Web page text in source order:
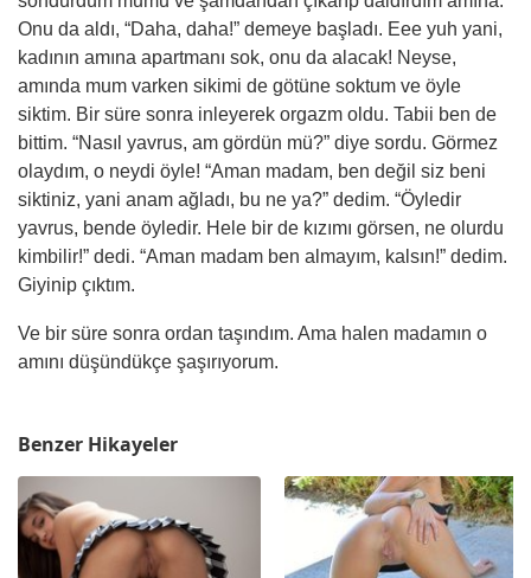
Onu da aldı, “Daha, daha!” demeye başladı. Eee yuh yani,
kadının amına apartmanı sok, onu da alacak! Neyse,
amında mum varken sikimi de götüne soktum ve öyle
siktim. Bir süre sonra inleyerek orgazm oldu. Tabii ben de
bittim. “Nasıl yavrus, am gördün mü?” diye sordu. Görmez
olaydım, o neydi öyle! “Aman madam, ben değil siz beni
siktiniz, yani anam ağladı, bu ne ya?” dedim. “Öyledir
yavrus, bende öyledir. Hele bir de kızımı görsen, ne olurdu
kimbilir!” dedi. “Aman madam ben almayım, kalsın!” dedim.
Giyinip çıktım.
Ve bir süre sonra ordan taşındım. Ama halen madamın o
amını düşündükçe şaşırıyorum.
Benzer Hikayeler